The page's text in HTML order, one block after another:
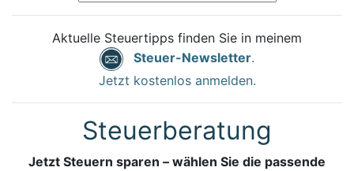
Aktuelle Steuertipps finden Sie in meinem
Steuer-Newsletter.
Jetzt kostenlos anmelden.
Steuerberatung
Jetzt Steuern sparen – wählen Sie die passende